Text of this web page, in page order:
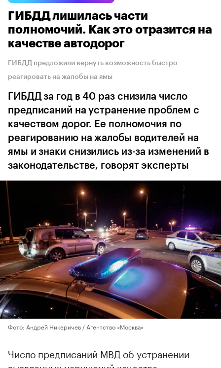
Lada Voyah Haval
ГИБДД лишилась части
полномочий. Как это отразится на
качестве автодорог
ГИБДД предложили вернуть возможность быстро
реагировать на жалобы на ямы
ГИБДД за год в 40 раз снизила число
предписаний на устранение проблем с
качеством дорог. Ее полномочия по
реагированию на жалобы водителей на
ямы и знаки снизились из-за изменений в
законодательстве, говорят эксперты
Фото: Андрей Никеричев / Агентство «Москва»
Число предписаний МВД об устранении